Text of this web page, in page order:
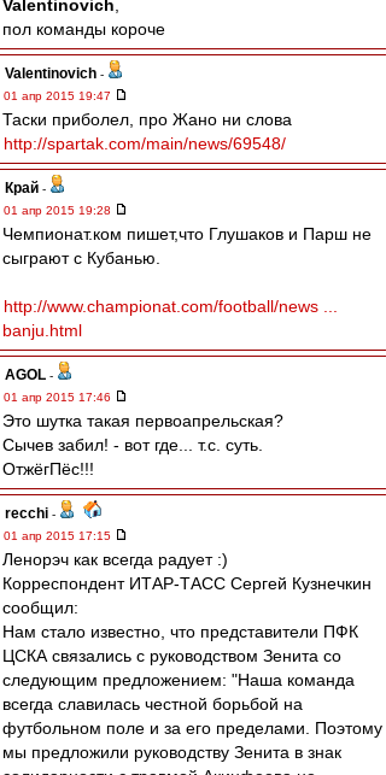
Valentinovich
пол команды короче
Valentinovich -
01 апр 2015 19:47
Таски приболел, про Жано ни слова
http://spartak.com/main/news/69548/
Край -
01 апр 2015 19:28
Чемпионат.ком пишет,что Глушаков и Парш не
сыграют с Кубанью.
http://www.championat.com/football/news ...
banju.html
AGOL -
01 апр 2015 17:46
Это шутка такая первоапрельская?
Сычев забил! - вот где... т.с. суть.
ОтжёгПёс!!!
recchi -
01 апр 2015 17:15
Ленорэч как всегда радует :)
Корреспондент ИТАР-ТАСС Сергей Кузнечкин
сообщил:
Нам стало известно, что представители ПФК
ЦСКА связались с руководством Зенита со
следующим предложением: "Наша команда
всегда славилась честной борьбой на
футбольном поле и за его пределами. Поэтому
мы предложили руководству Зенита в знак